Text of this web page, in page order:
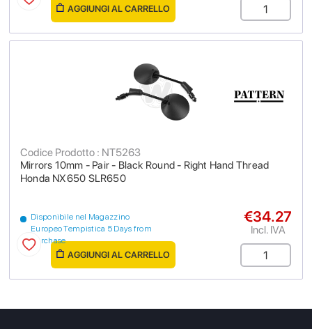
AGGIUNGI AL CARRELLO
Mirrors 10mm - Pair - Black Round - Right Hand Thread
Honda NX650 SLR650
Codice Prodotto : NT5263
Disponibile nel Magazzino
Europeo Tempistica 5 Days from
purchase
€34.27
Incl. IVA
AGGIUNGI AL CARRELLO